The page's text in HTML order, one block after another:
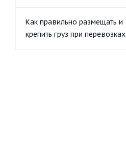
Как правильно размещать и
крепить груз при перевозках